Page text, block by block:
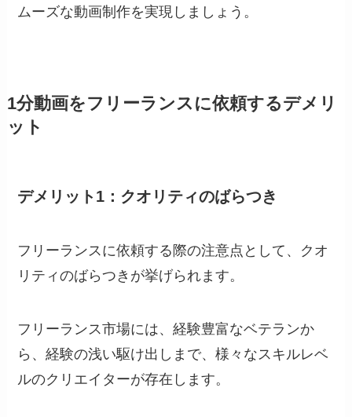
ムーズな動画制作を実現しましょう。
1分動画をフリーランスに依頼するデメリ
ット
デメリット1：クオリティのばらつき
フリーランスに依頼する際の注意点として、クオ
リティのばらつきが挙げられます。
フリーランス市場には、経験豊富なベテランか
ら、経験の浅い駆け出しまで、様々なスキルレベ
ルのクリエイターが存在します。